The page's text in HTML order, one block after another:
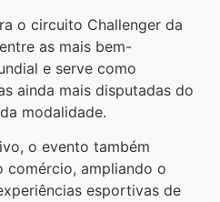
o circuito Challenger da
as mais bem-
e serve como
ainda mais disputadas do
modalidade.
o evento também
comércio, ampliando o
esportivas de